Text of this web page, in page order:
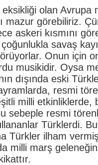
olan Avrupa
mazur görebiliriz.
askeri kısmını
çoğunlukla savaş
Onun için
musikidir. Oysa
dışında eski
resmi
milli etkinliklerde,
sebeple resmi
Türklerdi.
Türkler ilham
milli marş